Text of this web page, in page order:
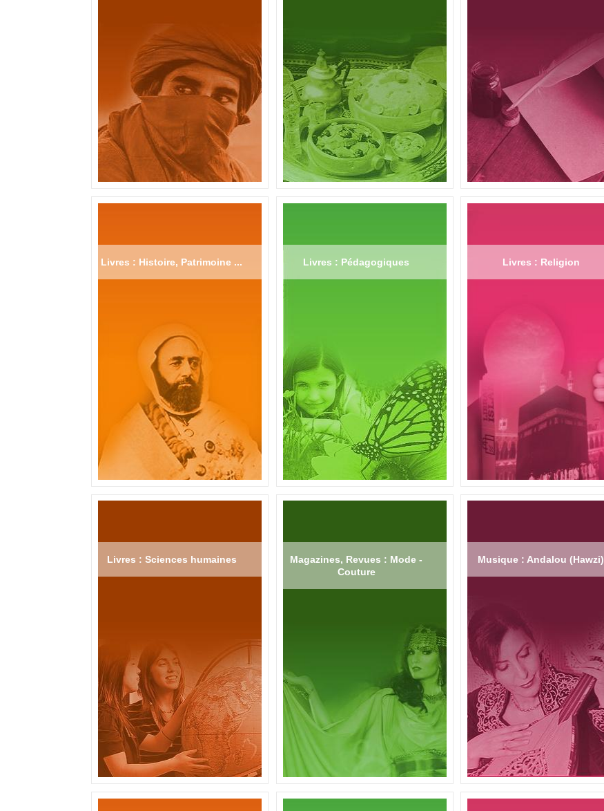
Livres : Histoire, Patrimoine ... Livres : Pédagogiques Livres : Religion
Livres : Sciences humaines
Magazines, Revues : Mode -
Couture
Musique : Andalou (Hawzi)